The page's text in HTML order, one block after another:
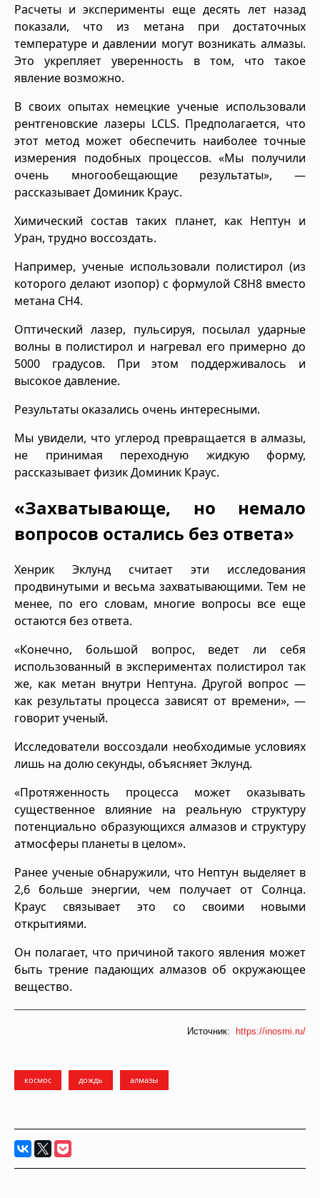
Расчеты и эксперименты еще десять лет назад
показали, что из метана при достаточных
температуре и давлении могут возникать алмазы.
Это укрепляет уверенность в том, что такое
явление возможно.
В своих опытах немецкие ученые использовали
рентгеновские лазеры LCLS. Предполагается, что
этот метод может обеспечить наиболее точные
измерения подобных процессов. «Мы получили
очень многообещающие результаты», —
рассказывает Доминик Краус.
Химический состав таких планет, как Нептун и
Уран, трудно воссоздать.
Например, ученые использовали полистирол (из
которого делают изопор) с формулой C8H8 вместо
метана CH4.
Оптический лазер, пульсируя, посылал ударные
волны в полистирол и нагревал его примерно до
5000 градусов. При этом поддерживалось и
высокое давление.
Результаты оказались очень интересными.
Мы увидели, что углерод превращается в алмазы,
не принимая переходную жидкую форму,
рассказывает физик Доминик Краус.
«Захватывающе, но немало
вопросов остались без ответа»
Хенрик Эклунд считает эти исследования
продвинутыми и весьма захватывающими. Тем не
менее, по его словам, многие вопросы все еще
остаются без ответа.
«Конечно, большой вопрос, ведет ли себя
использованный в экспериментах полистирол так
же, как метан внутри Нептуна. Другой вопрос —
как результаты процесса зависят от времени», —
говорит ученый.
Исследователи воссоздали необходимые условиях
лишь на долю секунды, объясняет Эклунд.
«Протяженность процесса может оказывать
существенное влияние на реальную структуру
потенциально образующихся алмазов и структуру
атмосферы планеты в целом».
Ранее ученые обнаружили, что Нептун выделяет в
2,6 больше энергии, чем получает от Солнца.
Краус связывает это со своими новыми
открытиями.
Он полагает, что причиной такого явления может
быть трение падающих алмазов об окружающее
вещество.
Источник: https://inosmi.ru/
космос дождь алмазы